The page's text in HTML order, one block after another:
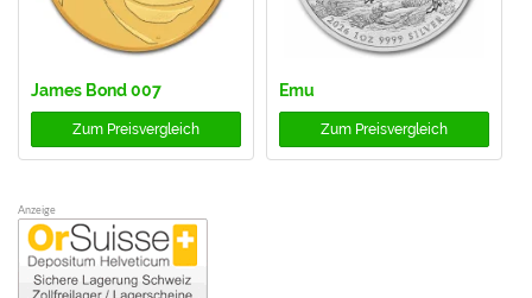
James Bond 007
Zum Preisvergleich
Emu
Zum Preisvergleich
Anzeige